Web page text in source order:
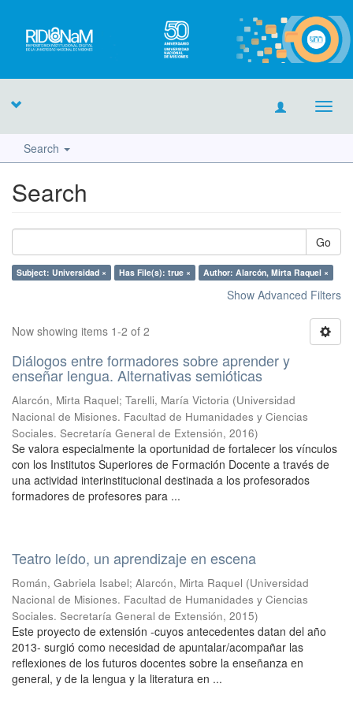
Search
Search
Go
Subject: Universidad × Has File(s): true × Author: Alarcón, Mirta Raquel ×
Show Advanced Filters
Now showing items 1-2 of 2
Diálogos entre formadores sobre aprender y
enseñar lengua. Alternativas semióticas
Alarcón, Mirta Raquel; Tarelli, María Victoria (Universidad
Nacional de Misiones. Facultad de Humanidades y Ciencias
Sociales. Secretaría General de Extensión, 2016)
Se valora especialmente la oportunidad de fortalecer los vínculos
con los Institutos Superiores de Formación Docente a través de
una actividad interinstitucional destinada a los profesorados
formadores de profesores para ...
Teatro leído, un aprendizaje en escena
Román, Gabriela Isabel; Alarcón, Mirta Raquel (Universidad
Nacional de Misiones. Facultad de Humanidades y Ciencias
Sociales. Secretaría General de Extensión, 2015)
Este proyecto de extensión -cuyos antecedentes datan del año
2013- surgió como necesidad de apuntalar/acompañar las
reflexiones de los futuros docentes sobre la enseñanza en
general, y de la lengua y la literatura en ...